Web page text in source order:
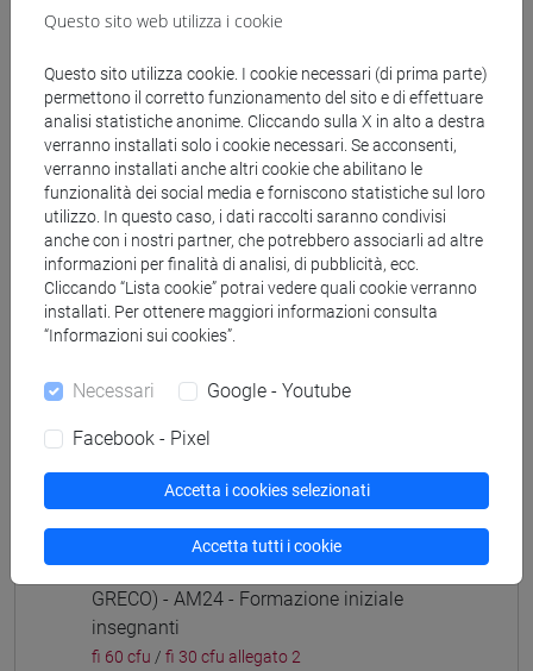
[FI24] LINGUE E CULTURE STRANIERE NEGLI
(GIAPPONESE) - AJ24 - Formazione iniziale
insegnanti
fi 60 cfu/fi 30 cfu allegato 2
[FI25] LINGUE E CULTURE STRANIERE NEGLI
ISTITUTI DI ISTRUZIONE DI II GRADO
(PORTOGHESE) - AN24 - Formazione iniziale
insegnanti
fi 60 cfu/fi 30 cfu allegato 2
[FI26] LINGUA E CULTURA STRANIERA
(EBRAICO) - AK24 - Formazione iniziale
fi 60 cfu / fi 30 cfu allegato 2
[FI27] LINGUA E CULTURA STRANIERA
insegnanti
fi 60 cfu/fi 30 cfu allegato 2
[FI28] LINGUE E CULTURE STRANIERE NEGLI
ISTITUTI DI ISTRUZIONE DI II GRADO (NEO-
GRECO) - AM24 - Formazione iniziale
insegnanti
fi 60 cfu / fi 30 cfu allegato 2
Questo sito web utilizza i cookie
Questo sito utilizza cookie. I cookie necessari (di prima parte)
permettono il corretto funzionamento del sito e di effettuare
analisi statistiche anonime. Cliccando sulla X in alto a destra
verranno installati solo i cookie necessari. Se acconsenti,
verranno installati anche altri cookie che abilitano le
funzionalità dei social media e forniscono statistiche sul loro
utilizzo. In questo caso, i dati raccolti saranno condivisi
anche con i nostri partner, che potrebbero associarli ad altre
informazioni per finalità di analisi, di pubblicità, ecc.
Cliccando “Lista cookie” potrai vedere quali cookie verranno
installati. Per ottenere maggiori informazioni consulta
“Informazioni sui cookies”.
Necessari Google - Youtube
Facebook - Pixel
Accetta i cookies selezionati
Accetta tutti i cookie